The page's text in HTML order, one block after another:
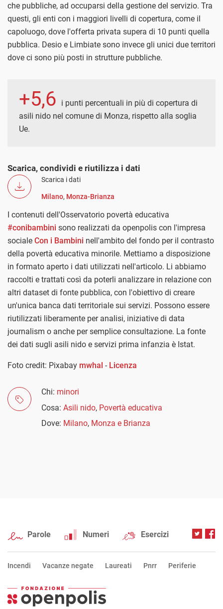
che pubbliche, ad occuparsi della gestione del servizio. Tra
questi, gli enti con i maggiori livelli di copertura, come il
capoluogo, dove l'offerta privata supera di 10 punti quella
pubblica. Desio e Limbiate sono invece gli unici due territori
dove ci sono più posti in strutture pubbliche.
+5,6
i punti percentuali in più di copertura di
asili nido nel comune di Monza, rispetto alla soglia
Ue.
Scarica, condividi e riutilizza i dati
Scarica i dati
Milano, Monza-Brianza
I contenuti dell'Osservatorio povertà educativa
#conibambini sono realizzati da openpolis con l'impresa
sociale Con i Bambini nell'ambito del fondo per il contrasto
della povertà educativa minorile. Mettiamo a disposizione
in formato aperto i dati utilizzati nell'articolo. Li abbiamo
raccolti e trattati così da poterli analizzare in relazione con
altri dataset di fonte pubblica, con l'obiettivo di creare
un'unica banca dati territoriale sui servizi. Possono essere
riutilizzati liberamente per analisi, iniziative di data
journalism o anche per semplice consultazione. La fonte
dei dati sugli asili nido e servizi prima infanzia è Istat.
Foto credit: Pixabay mwhal - Licenza
Chi: minori
Cosa: Asili nido, Povertà educativa
Dove: Milano, Monza e Brianza
Parole Numeri Esercizi
Incendi Vacanze negate Laureati Pnrr Periferie